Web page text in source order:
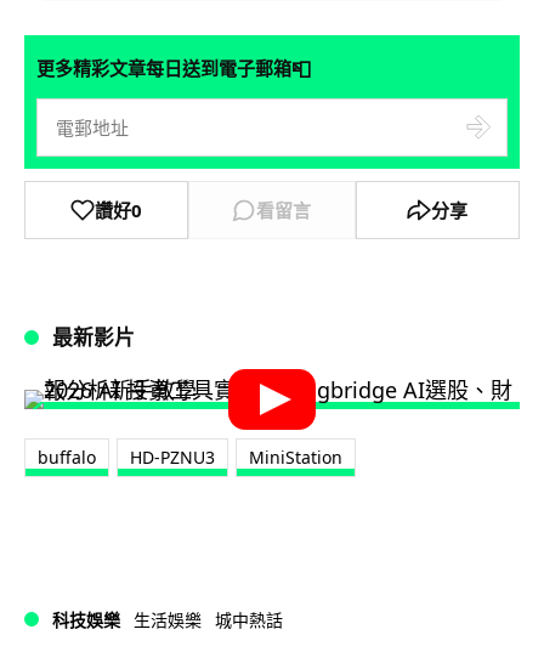
更多精彩文章每日送到電子郵箱📮
讚好0 看留言 分享
最新影片
buffalo HD-PZNU3 MiniStation
科技娛樂 生活娛樂 城中熱話